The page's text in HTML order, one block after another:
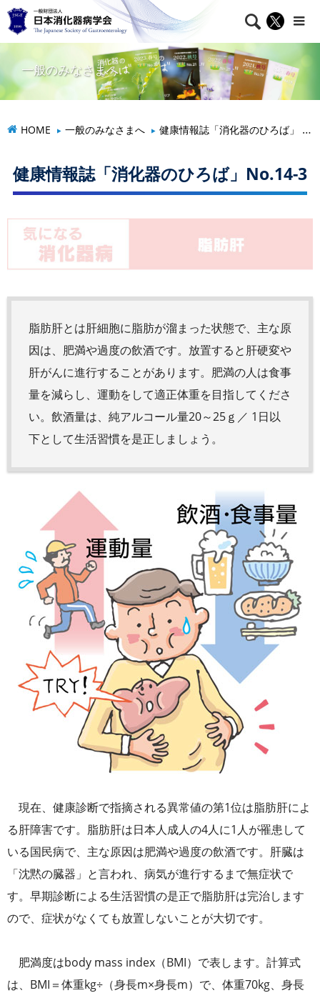

一般のみなさまへ
HOME 一般のみなさまへ 健康情報誌「消化器のひろば」
健康情報誌「消化器のひろば」No.14-3
脂肪肝とは肝細胞に脂肪が溜まった状態で、主な原
因は、肥満や過度の飲酒です。放置すると肝硬変や
肝がんに進行することがあります。肥満の人は食事
量を減らし、運動をして適正体重を目指してくださ
い。飲酒量は、純アルコール量20～25ｇ／ 1日以
下として生活習慣を是正しましょう。
現在、健康診断で指摘される異常値の第1位は脂肪肝によ
る肝障害です。脂肪肝は日本人成人の4人に1人が罹患して
いる国民病で、主な原因は肥満や過度の飲酒です。肝臓は
「沈黙の臓器」と言われ、病気が進行するまで無症状で
す。早期診断による生活習慣の是正で脂肪肝は完治します
ので、症状がなくても放置しないことが大切です。
肥満度はbody mass index（BMI）で表します。計算式
は、BMI＝体重kg÷（身長m×身長m）で、体重70kg、身長